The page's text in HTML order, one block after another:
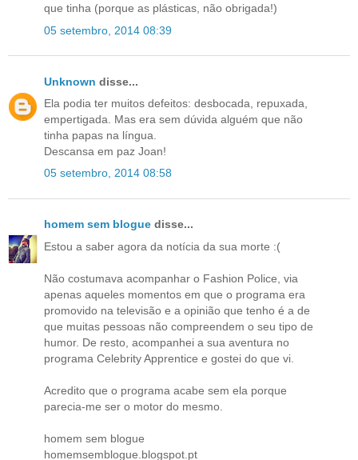
que tinha (porque as plásticas, não obrigada!)
05 setembro, 2014 08:39
Unknown disse...
Ela podia ter muitos defeitos: desbocada, repuxada,
empertigada. Mas era sem dúvida alguém que não
tinha papas na língua.
Descansa em paz Joan!
05 setembro, 2014 08:58
homem sem blogue disse...
Estou a saber agora da notícia da sua morte :(
Não costumava acompanhar o Fashion Police, via
apenas aqueles momentos em que o programa era
promovido na televisão e a opinião que tenho é a de
que muitas pessoas não compreendem o seu tipo de
humor. De resto, acompanhei a sua aventura no
programa Celebrity Apprentice e gostei do que vi.
Acredito que o programa acabe sem ela porque
parecia-me ser o motor do mesmo.
homem sem blogue
homemsemblogue.blogspot.pt